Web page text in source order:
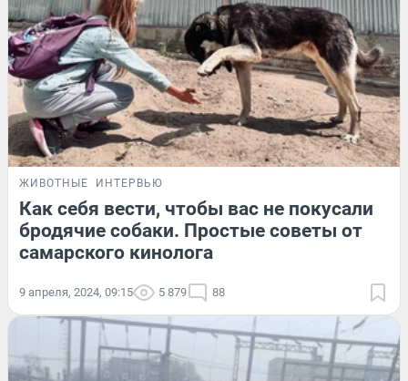
ЖИВОТНЫЕ ИНТЕРВЬЮ
Как себя вести, чтобы вас не покусали
бродячие собаки. Простые советы от
самарского кинолога
9 апреля, 2024, 09:15 5 879 88